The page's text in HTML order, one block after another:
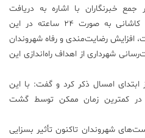
خبرنگاران با اشاره به دریافت
پیشنهادات و مشکلات شهروندان کاشانی به صورت 24 ساعته در این
افزایش رضایت‌مندی و رفاه شهروندان
شهرداری از اهداف راه‌اندازی این
امسال ذکر کرد و گفت: با این
در کمترین زمان ممکن توسط گشت
شهروندان تاکنون تأثیر بسزایی